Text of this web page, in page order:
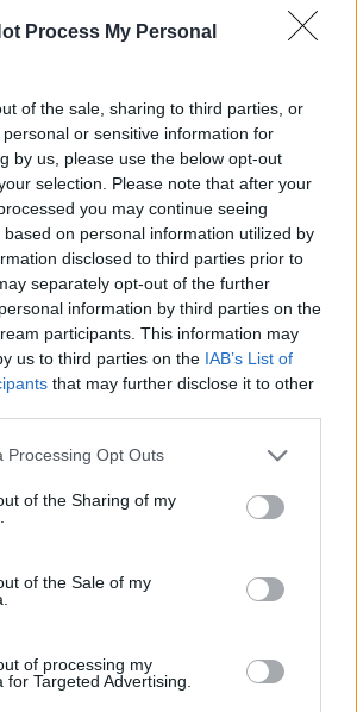
Process My Personal
of the sale, sharing to third parties, or
or sensitive information for
by us, please use the below opt-out
selection. Please note that after your
you may continue seeing
on personal information utilized by
disclosed to third parties prior to
separately opt-out of the further
information by third parties on the
participants. This information may
us to third parties on the IAB’s List of
that may further disclose it to other
website/app uses one or more Google
or usage behaviour. You may click to
to Google and its third-party tags to
specified purposes in below Google
Processing Opt Outs
of the Sharing of my
of the Sale of my
of processing my
for Targeted Advertising.
εδώ
Υποβολή σχολίου
κοντά
Αγίων
επόμενα 24ωρα:
έως 9 μποφόρ και
βαθμοί Κελσίου –
«επικίνδυνες»